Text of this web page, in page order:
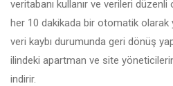
veritabanı kullanır ve verileri
her 10 dakikada bir otomatik olarak
veri kaybı durumunda geri dönüş
ilindeki apartman ve site
indirir.